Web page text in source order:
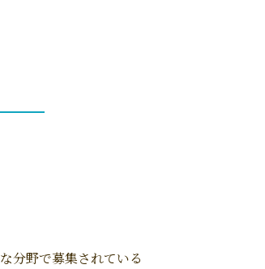
分野で募集されている